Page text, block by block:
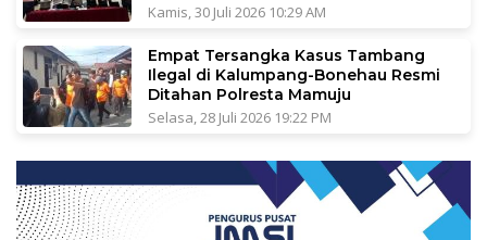
Kamis, 30 Juli 2026 10:29 AM
Empat Tersangka Kasus Tambang
Ilegal di Kalumpang-Bonehau Resmi
Ditahan Polresta Mamuju
Selasa, 28 Juli 2026 19:22 PM